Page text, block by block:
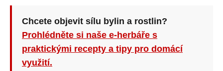
Chcete objevit sílu bylin a rostlin?
Prohlédněte si naše e-herbáře s
praktickými recepty a tipy pro domácí
využití.